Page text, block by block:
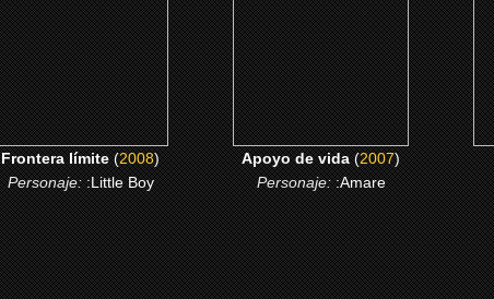
CLICK ME
Frontera límite(2008)
Personaje::Little Boy
CLICK ME
Apoyo de vida(2007)
Personaje::Amare